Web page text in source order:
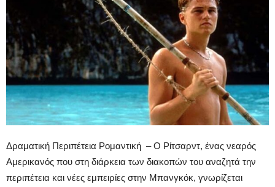
Δραματική Περιπέτεια Ρομαντική – Ο Ρίτσαρντ, ένας νεαρός
Αμερικανός που στη διάρκεια των διακοπών του αναζητά την
περιπέτεια και νέες εμπειρίες στην Μπανγκόκ, γνωρίζεται